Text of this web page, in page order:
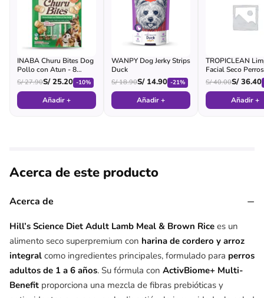
INABA Churu Bites Dog
Pollo con Atun - 8
Tubos
S/27.90S/25.20 -10%
Añadir +
WANPY Dog Jerky Strips
Duck
S/18.90S/14.90 -21%
Añadir +
TROPICLEAN
Facial Seco Perros
S/40.00S/36.40
Añadir +
Acerca de este producto
Acerca de −
Hill’s Science Diet Adult Lamb Meal & Brown Rice es un
alimento seco superpremium con harina de cordero y arroz
integral como ingredientes principales, formulado para perros
adultos de 1 a 6 años. Su fórmula con ActivBiome+ Multi-
Benefit proporciona una mezcla de fibras prebióticas y